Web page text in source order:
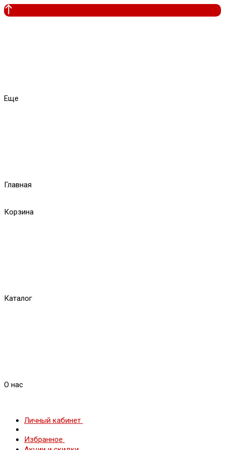
Еще
Главная
Корзина
Каталог
О нас
Личный кабинет
Избранное